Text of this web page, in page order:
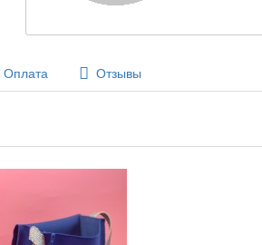
Оплата Отзывы